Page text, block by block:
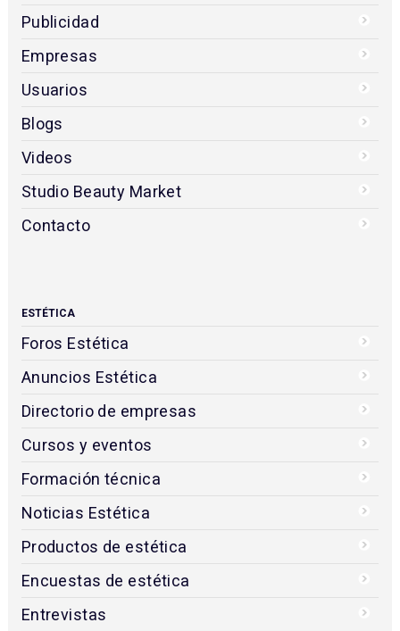
Publicidad
Empresas
Usuarios
Blogs
Videos
Studio Beauty Market
Contacto
ESTÉTICA
Foros Estética
Anuncios Estética
Directorio de empresas
Cursos y eventos
Formación técnica
Noticias Estética
Productos de estética
Encuestas de estética
Entrevistas